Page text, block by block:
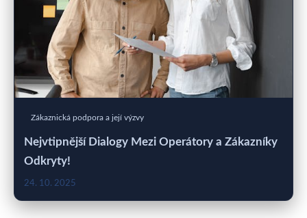
Zákaznická podpora a její výzvy
Nejvtipnější Dialogy Mezi Operátory a Zákazníky
Odkryty!
24. 10. 2025